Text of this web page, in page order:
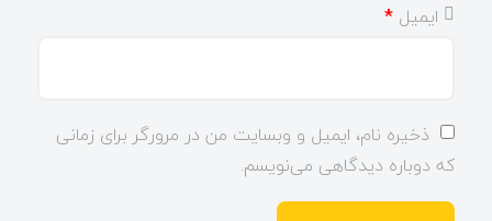
ایمیل *
ذخیره نام، ایمیل و وبسایت من در مرورگر برای زمانی
که دوباره دیدگاهی می‌نویسم.